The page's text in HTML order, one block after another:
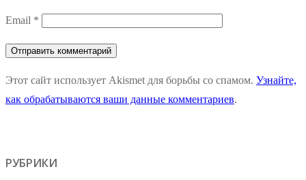
Email *
Этот сайт использует Akismet для борьбы со спамом. Узнайте,
как обрабатываются ваши данные комментариев.
РУБРИКИ